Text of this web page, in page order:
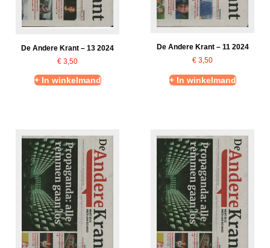
De Andere Krant – 13 2024
€ 3,50
+ In winkelmand
De Andere Krant – 11 2024
€ 3,50
+ In winkelmand